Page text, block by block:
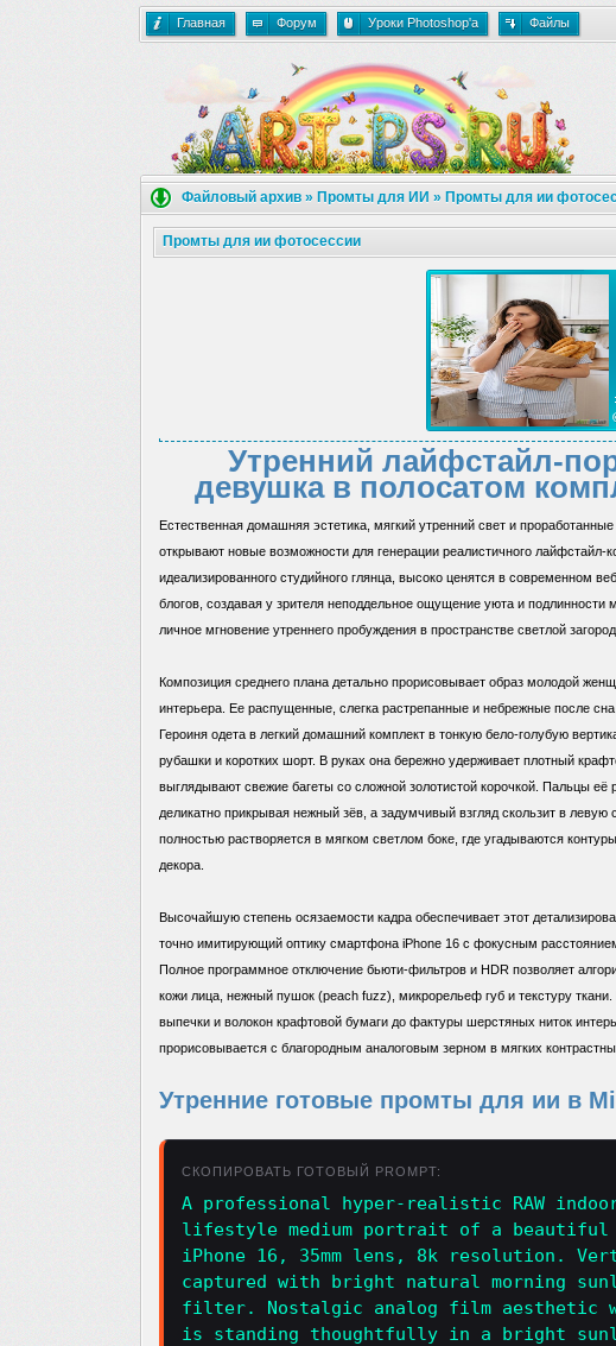
Главная Форум Уроки Photoshop'a Файлы
Файловый архив » Промты для ИИ » Промты для ии
Промты для ии фотосессии
Утренний лайфстайл-
девушка в полосатом
Естественная домашняя эстетика, мягкий утренний свет и проработанные
открывают новые возможности для генерации реалистичного
идеализированного студийного глянца, высоко ценятся в современном
блогов, создавая у зрителя неподдельное ощущение уюта и
личное мгновение утреннего пробуждения в пространстве светлой
Композиция среднего плана детально прорисовывает образ молодой
интерьера. Ее распущенные, слегка растрепанные и небрежные после
Героиня одета в легкий домашний комплект в тонкую бело-голубую
рубашки и коротких шорт. В руках она бережно удерживает плотный
выглядывают свежие багеты со сложной золотистой корочкой. Пальцы её
деликатно прикрывая нежный зёв, а задумчивый взгляд скользит в
полностью растворяется в мягком светлом боке, где угадываются
декора.
Высочайшую степень осязаемости кадра обеспечивает этот
точно имитирующий оптику смартфона iPhone 16 с фокусным
Полное программное отключение бьюти-фильтров и HDR позволяет
кожи лица, нежный пушок (peach fuzz), микрорельеф губ и текстуру
выпечки и волокон крафтовой бумаги до фактуры шерстяных ниток
прорисовывается с благородным аналоговым зерном в мягких
Утренние готовые промты для ии в
СКОПИРОВАТЬ ГОТОВЫЙ PROMPT:
A professional hyper-realistic RAW
lifestyle medium portrait of a beautiful
iPhone 16, 35mm lens, 8k resolution.
captured with bright natural morning
filter. Nostalgic analog film aesthetic
is standing thoughtfully in a bright